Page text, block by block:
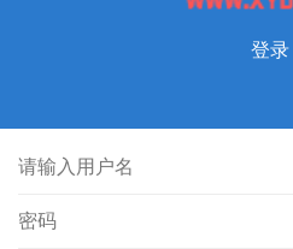
登录